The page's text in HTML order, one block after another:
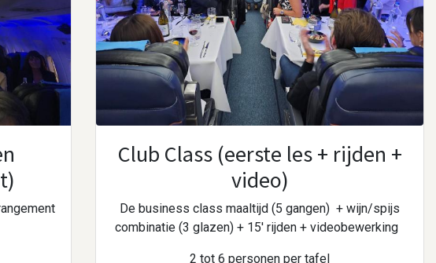
Club Class (eerste les + rijden +
video)
De business class maaltijd (5 gangen) + wijn/spijs
combinatie (3 glazen) + 15' rijden + videobewerking
2 tot 6 personen per tafel